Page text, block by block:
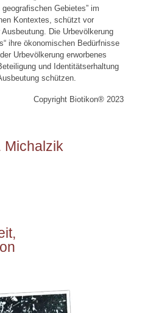
Gebietes” im
Kontextes, schützt vor
Die Urbevölkerung
ihre ökonomischen Bedürfnisse
Urbevölkerung erworbenes
und Identitätserhaltung
schützen.
Copyright Biotikon® 2023
Michalzik